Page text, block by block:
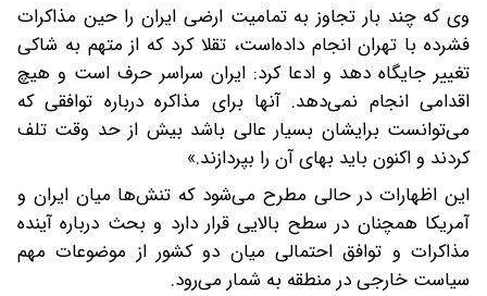
وی که چند بار تجاوز به تمامیت ارضی ایران را حین مذاکرات
فشرده با تهران انجام داده‌است، تقلا کرد که از متهم به شاکی
تغییر جایگاه دهد و ادعا کرد: ایران سراسر حرف است و هیچ
اقدامی انجام نمی‌دهد. آنها برای مذاکره درباره توافقی که
می‌توانست برایشان بسیار عالی باشد بیش از حد وقت تلف
کردند و اکنون باید بهای آن را بپردازند.»
این اظهارات در حالی مطرح می‌شود که تنش‌ها میان ایران و
آمریکا همچنان در سطح بالایی قرار دارد و بحث درباره آینده
مذاکرات و توافق احتمالی میان دو کشور از موضوعات مهم
سیاست خارجی در منطقه به شمار می‌رود.